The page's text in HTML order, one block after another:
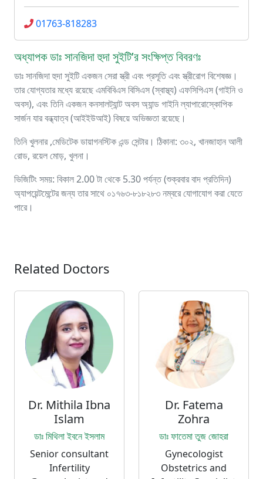
01763-818283
অধ্যাপক ডাঃ সানজিদা হুদা সুইটি’র সংক্ষিপ্ত বিবরণঃ
ডাঃ সানজিদা হুদা সুইটি একজন সেরা স্ত্রী এবং প্রসূতি এবং স্ত্রীরোগ বিশেষজ্ঞ।
তার যোগ্যতার মধ্যে রয়েছে এমবিবিএস বিসিএস (স্বাস্থ্য) এফসিপিএস (গাইনি ও
অবস), এবং তিনি একজন কনসালট্যান্ট অবস অ্যান্ড গাইনি ল্যাপারোস্কোপিক
সার্জন যার বন্ধ্যাত্ব (আইইউআই) বিষয়ে অভিজ্ঞতা রয়েছে।
তিনি খুলনার ,মেডিটেক ডায়াগনস্টিক এন্ড সেন্টার। ঠিকানা: ৩০২, খানজাহান আলী
রোড, রয়েল মোড়, খুলনা।
ভিজিটিং সময়: বিকাল 2.00 টা থেকে 5.30 পর্যন্ত (শুক্রবার বাদ প্রতিদিন)
অ্যাপয়েন্টমেন্টের জন্য তার সাথে ০১৭৬৩-৮১৮২৮৩ নম্বরে যোগাযোগ করা যেতে
পারে।
Related Doctors
Dr. Mithila Ibna
Islam
ডাঃ মিথিলা ইবনে ইসলাম
Senior consultant
Infertility
Dr. Fatema
Zohra
ডাঃ ফাতেমা তুজ জোহরা
Gynecologist
Obstetrics and